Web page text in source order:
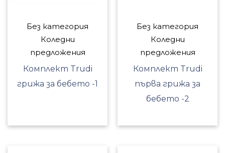
Без категория
Коледни
предложения
Комплект Trudi
грижа за бебето -1
Без категория
Коледни
предложения
Комплект Trudi
първа грижа за
бебето -2